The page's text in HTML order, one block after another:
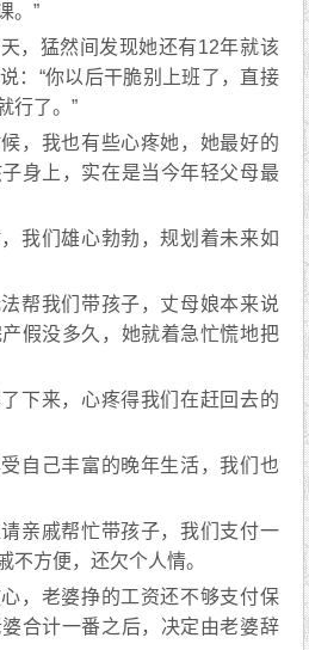
。”
，猛然间发现她还有12年就该
：“你以后干脆别上班了，直接
行了。”
，我也有些心疼她，她最好的
身上，实在是当今年轻父母最
我们雄心勃勃，规划着未来如
帮我们带孩子，丈母娘本来说
假没多久，她就着急忙慌地把
下来，心疼得我们在赶回去的
自己丰富的晚年生活，我们也
亲戚帮忙带孩子，我们支付一
不方便，还欠个人情。
，老婆挣的工资还不够支付保
合计一番之后，决定由老婆辞